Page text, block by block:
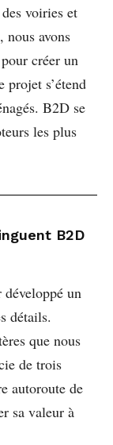
voiries et
nous avons
créer un
projet s’étend
B2D se
les plus
B2D
un
détails.
que nous
de trois
autoroute de
sa valeur à